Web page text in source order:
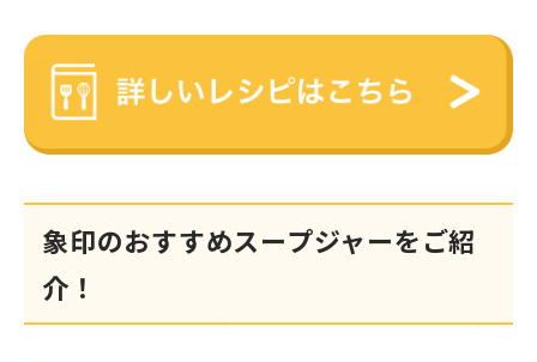
象印のおすすめスープジャーをご紹
介！